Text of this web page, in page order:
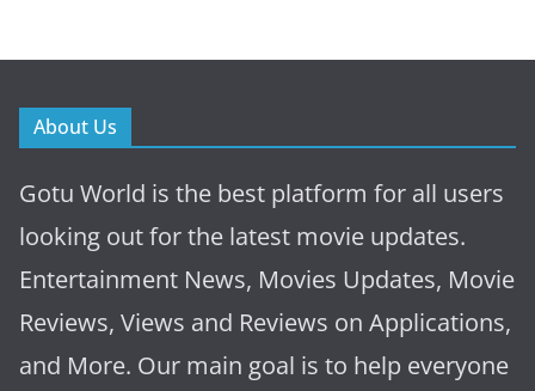
About Us
Gotu World is the best platform for all users
looking out for the latest movie updates.
Entertainment News, Movies Updates, Movie
Reviews, Views and Reviews on Applications,
and More. Our main goal is to help everyone